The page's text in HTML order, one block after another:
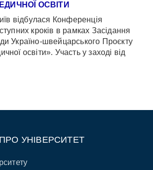
ОСВІТИ
відбулася Конференція
кроків в рамках Засідання
Україно-швейцарського Проєкту
освіти». Участь у заході від
ПРО УНІВЕРСИТЕТ